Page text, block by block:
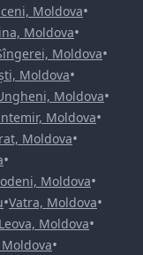
Moldova•
Moldova•
Moldova•
Moldova•
Moldova•
Moldova•
Moldova•
•
Moldova•
•Vatra, Moldova•
Leova, Moldova•
•